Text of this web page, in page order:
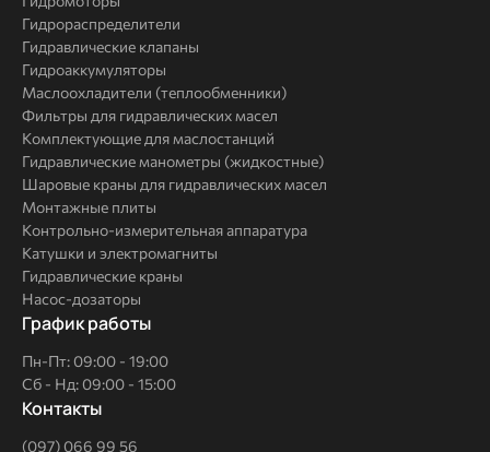
Гидрораспределители
Гидравлические клапаны
Гидроаккумуляторы
Маслоохладители (теплообменники)
Фильтры для гидравлических масел
Комплектующие для маслостанций
Гидравлические манометры (жидкостные)
Шаровые краны для гидравлических масел
Монтажные плиты
Контрольно-измерительная аппаратура
Катушки и электромагниты
Гидравлические краны
Насос-дозаторы
График работы
Пн-Пт: 09:00 - 19:00
Сб - Нд: 09:00 - 15:00
Контакты
(097) 066 99 56